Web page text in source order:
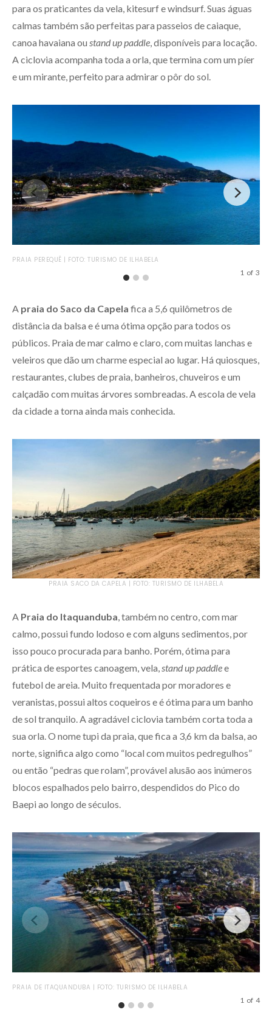
para os praticantes da vela, kitesurf e windsurf. Suas águas
calmas também são perfeitas para passeios de caiaque,
canoa havaiana ou stand up paddle, disponíveis para locação.
A ciclovia acompanha toda a orla, que termina com um píer
e um mirante, perfeito para admirar o pôr do sol.
PRAIA PEREQUÊ | FOTO: TURISMO DE ILHABELA
1 of 3
A praia do Saco da Capela fica a 5,6 quilômetros de
distância da balsa e é uma ótima opção para todos os
públicos. Praia de mar calmo e claro, com muitas lanchas e
veleiros que dão um charme especial ao lugar. Há quiosques,
restaurantes, clubes de praia, banheiros, chuveiros e um
calçadão com muitas árvores sombreadas. A escola de vela
da cidade a torna ainda mais conhecida.
PRAIA SACO DA CAPELA | FOTO: TURISMO DE ILHABELA
A Praia do Itaquanduba, também no centro, com mar
calmo, possui fundo lodoso e com alguns sedimentos, por
isso pouco procurada para banho. Porém, ótima para
prática de esportes canoagem, vela,stand up paddlee
futebol de areia. Muito frequentada por moradores e
veranistas, possui altos coqueiros e é ótima para um banho
de sol tranquilo. A agradável ciclovia também corta toda a
sua orla. O nome tupi da praia, que fica a 3,6 km da balsa, ao
norte, significa algo como “local com muitos pedregulhos”
ou então “pedras que rolam”, provável alusão aos inúmeros
blocos espalhados pelo bairro, despendidos do Pico do
Baepi ao longo de séculos.
PRAIA DE ITAQUANDUBA | FOTO: TURISMO DE ILHABELA
1 of 4